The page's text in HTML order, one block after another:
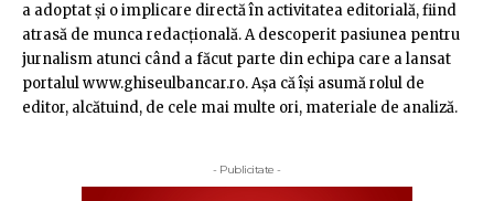
a adoptat şi o implicare directă în activitatea editorială, fiind
atrasă de munca redacţională. A descoperit pasiunea pentru
jurnalism atunci când a făcut parte din echipa care a lansat
portalul www.ghiseulbancar.ro. Așa că îşi asumă rolul de
editor, alcătuind, de cele mai multe ori, materiale de analiză.
- Publicitate -